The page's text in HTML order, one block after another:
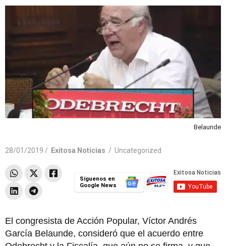
Belaunde
28/01/2019 / Exitosa Noticias / Uncategorized
Síguenos en
Google News
El congresista de Acción Popular, Víctor Andrés
García Belaunde, consideró que el acuerdo entre